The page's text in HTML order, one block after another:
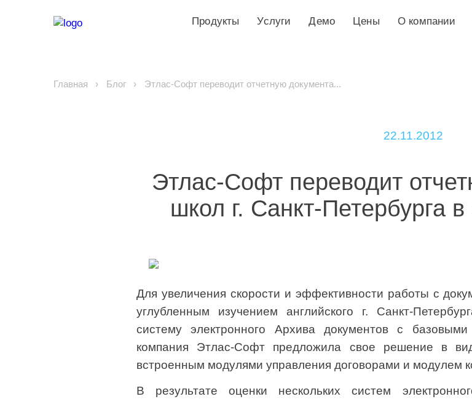
Продукты Услуги Демо Цены О компании
Главная Блог Этлас-Софт переводит отчетную документа...
22.11.2012
Этлас-Софт переводит
школ г. Санкт-Петербурга
Для увеличения скорости и эффективности работы с
углубленным изучением английского г. Санкт-
систему электронного Архива документов с
компания Этлас-Софт предложила свое решение в
встроенным модулями управления договорами и модулем
В результате оценки нескольких систем